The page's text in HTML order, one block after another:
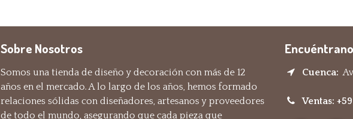
Sobre Nosotros
Somos una tienda de diseño y decoración con más de 12
años en el mercado. A lo largo de los años, hemos formado
relaciones sólidas con diseñadores, artesanos y proveedores
de todo el mundo, asegurando que cada pieza que
Cuenca:
Ventas: